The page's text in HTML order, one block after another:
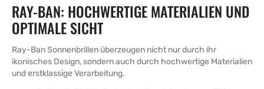
RAY-BAN: HOCHWERTIGE MATERIALIEN UND
OPTIMALE SICHT
Ray-Ban Sonnenbrillen überzeugen nicht nur durch ihr
ikonisches Design, sondern auch durch hochwertige Materialien
und erstklassige Verarbeitung.